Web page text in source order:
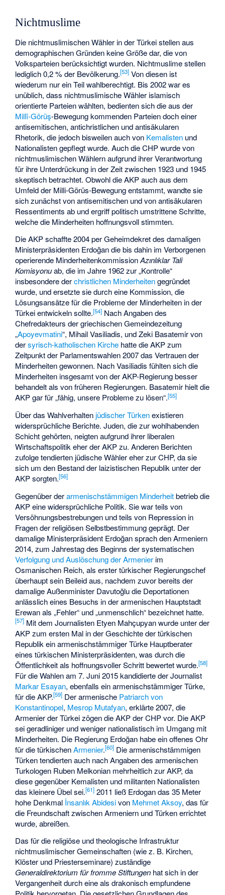
Nichtmuslime
Die nichtmuslimischen Wähler in der Türkei stellen aus
demographischen Gründen keine Größe dar, die von
Volksparteien berücksichtigt wurden. Nichtmuslime stellen
lediglich 0,2 % der Bevölkerung.[53] Von diesen ist
wiederum nur ein Teil wahlberechtigt. Bis 2002 war es
unüblich, dass nichtmuslimische Wähler islamisch
orientierte Parteien wählten, bedienten sich die aus der
Millî-Görüş-Bewegung kommenden Parteien doch einer
antisemitischen, antichristlichen und antisäkularen
Rhetorik, die jedoch bisweilen auch von Kemalisten und
Nationalisten gepflegt wurde. Auch die CHP wurde von
nichtmuslimischen Wählern aufgrund ihrer Verantwortung
für ihre Unterdrückung in der Zeit zwischen 1923 und 1945
skeptisch betrachtet. Obwohl die AKP auch aus dem
Umfeld der Milli-Görüs-Bewegung entstammt, wandte sie
sich zunächst von antisemitischen und von antisäkularen
Ressentiments ab und ergriff politisch umstrittene Schritte,
welche die Minderheiten hoffnungsvoll stimmten.
Die AKP schaffte 2004 per Geheimdekret des damaligen
Ministerpräsidenten Erdoğan die bis dahin im Verborgenen
operierende MinderheitenkommissionAzınlıklar Tali
Komisyonuab, die im Jahre 1962 zur „Kontrolle“
insbesondere derchristlichen Minderheitengegründet
wurde, und ersetzte sie durch eine Kommission, die
Lösungsansätze für die Probleme der Minderheiten in der
Türkei entwickeln sollte.[54] Nach Angaben des
Chefredakteurs der griechischen Gemeindezeitung
„Apoyevmatini“, Mihail Vasiliadis, und Zeki Basatemir von
dersyrisch-katholischen Kirche hatte die AKP zum
Zeitpunkt der Parlamentswahlen 2007 das Vertrauen der
Minderheiten gewonnen. Nach Vasiliadis fühlten sich die
Minderheiten insgesamt von der AKP-Regierung besser
behandelt als von früheren Regierungen. Basatemir hielt die
AKP gar für „fähig, unsere Probleme zu lösen“.[55]
Über das Wahlverhalten jüdischer Türkenexistieren
widersprüchliche Berichte. Juden, die zur wohlhabenden
Schicht gehörten, neigten aufgrund ihrer liberalen
Wirtschaftspolitik eher der AKP zu. Anderen Berichten
zufolge tendierten jüdische Wähler eher zur CHP, da sie
sich um den Bestand der laizistischen Republik unter der
AKP sorgten.[56]
Gegenüber derarmenischstämmigen Minderheitbetrieb die
AKP eine widersprüchliche Politik. Sie war teils von
Versöhnungsbestrebungen und teils von Repression in
Fragen der religiösen Selbstbestimmung geprägt. Der
damalige Ministerpräsident Erdoğan sprach den Armeniern
2014, zum Jahrestag des Beginns der systematischen
Verfolgung und Auslöschung der Armenier im
Osmanischen Reich, als erster türkischer Regierungschef
überhaupt sein Beileid aus, nachdem zuvor bereits der
damalige Außenminister Davutoğlu die Deportationen
anlässlich eines Besuchs in der armenischen Hauptstadt
Erewan als „Fehler“ und „unmenschlich“ bezeichnet hatte.
[57] Mit dem Journalisten Etyen Mahçupyan wurde unter der
AKP zum ersten Mal in der Geschichte der türkischen
Republik ein armenischstämmiger Türke Hauptberater
eines türkischen Ministerpräsidenten, was durch die
Öffentlichkeit als hoffnungsvoller Schritt bewertet wurde.[58]
Für die Wahlen am 7. Juni 2015 kandidierte der Journalist
Markar Esayan, ebenfalls ein armenischstämmiger Türke,
für die AKP.[59] Der armenische Patriarch von
Konstantinopel, Mesrop Mutafyan, erklärte 2007, die
Armenier der Türkei zögen die AKP der CHP vor. Die AKP
sei geradliniger und weniger nationalistisch im Umgang mit
Minderheiten. Die Regierung Erdoğan habe ein offenes Ohr
für die türkischenArmenier.[60] Die armenischstämmigen
Türken tendierten auch nach Angaben des armenischen
Turkologen Ruben Melkonian mehrheitlich zur AKP, da
diese gegenüber Kemalisten und militanten Nationalisten
das kleinere Übel sei.[61] 2011 ließ Erdogan das 35 Meter
hohe Denkmal İnsanlık Abidesivon Mehmet Aksoy, das für
die Freundschaft zwischen Armeniern und Türken errichtet
wurde, abreißen.
Das für die religiöse und theologische Infrastruktur
nichtmuslimischer Gemeinschaften (wie z. B. Kirchen,
Klöster und Priesterseminare) zuständige
Generaldirektorium fürfromme Stiftungen hat sich in der
Vergangenheit durch eine als drakonisch empfundene